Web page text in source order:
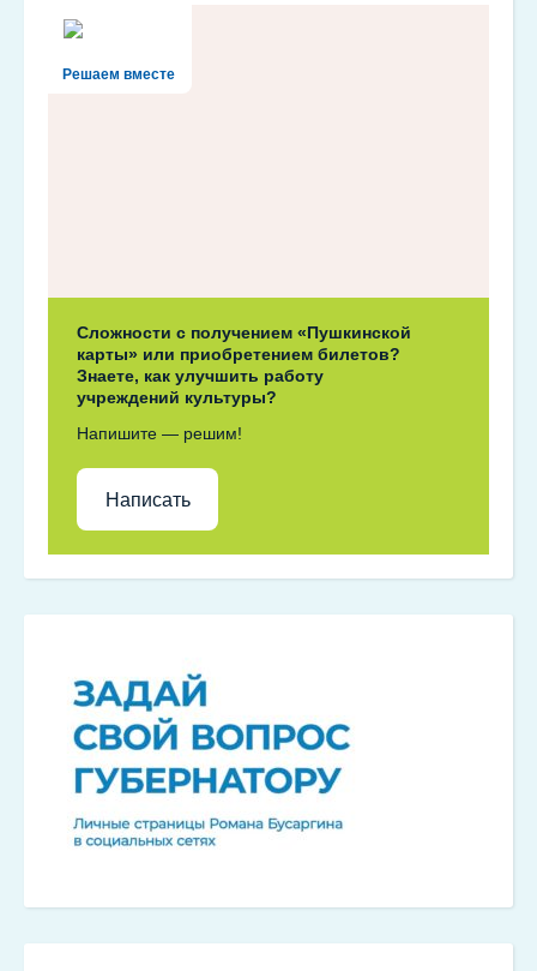
Решаем вместе
Сложности с получением «Пушкинской
карты» или приобретением билетов?
Знаете, как улучшить работу
учреждений культуры?
Напишите — решим!
Написать